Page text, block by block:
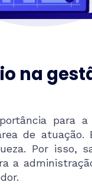
na
para
de
Por isso,
a